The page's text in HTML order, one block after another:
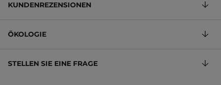
KUNDENREZENSIONEN
ÖKOLOGIE
STELLEN SIE EINE FRAGE